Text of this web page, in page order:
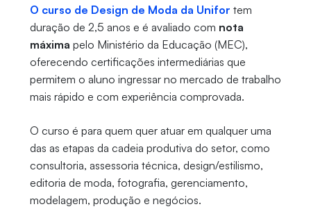
O curso de Design de Moda da Unifor tem
duração de 2,5 anos e é avaliado com nota
máxima pelo Ministério da Educação (MEC),
oferecendo certificações intermediárias que
permitem o aluno ingressar no mercado de trabalho
mais rápido e com experiência comprovada.
O curso é para quem quer atuar em qualquer uma
das as etapas da cadeia produtiva do setor, como
consultoria, assessoria técnica, design/estilismo,
editoria de moda, fotografia, gerenciamento,
modelagem, produção e negócios.